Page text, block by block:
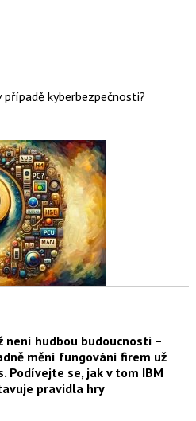
kyberbezpečnosti?
není hudbou budoucnosti –
mění fungování firem už
Podívejte se, jak v tom IBM
pravidla hry